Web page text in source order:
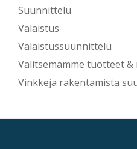
Suunnittelu
Valaistus
Valaistussuunnittelu
Valitsemamme tuotteet
Vinkkejä rakentamista